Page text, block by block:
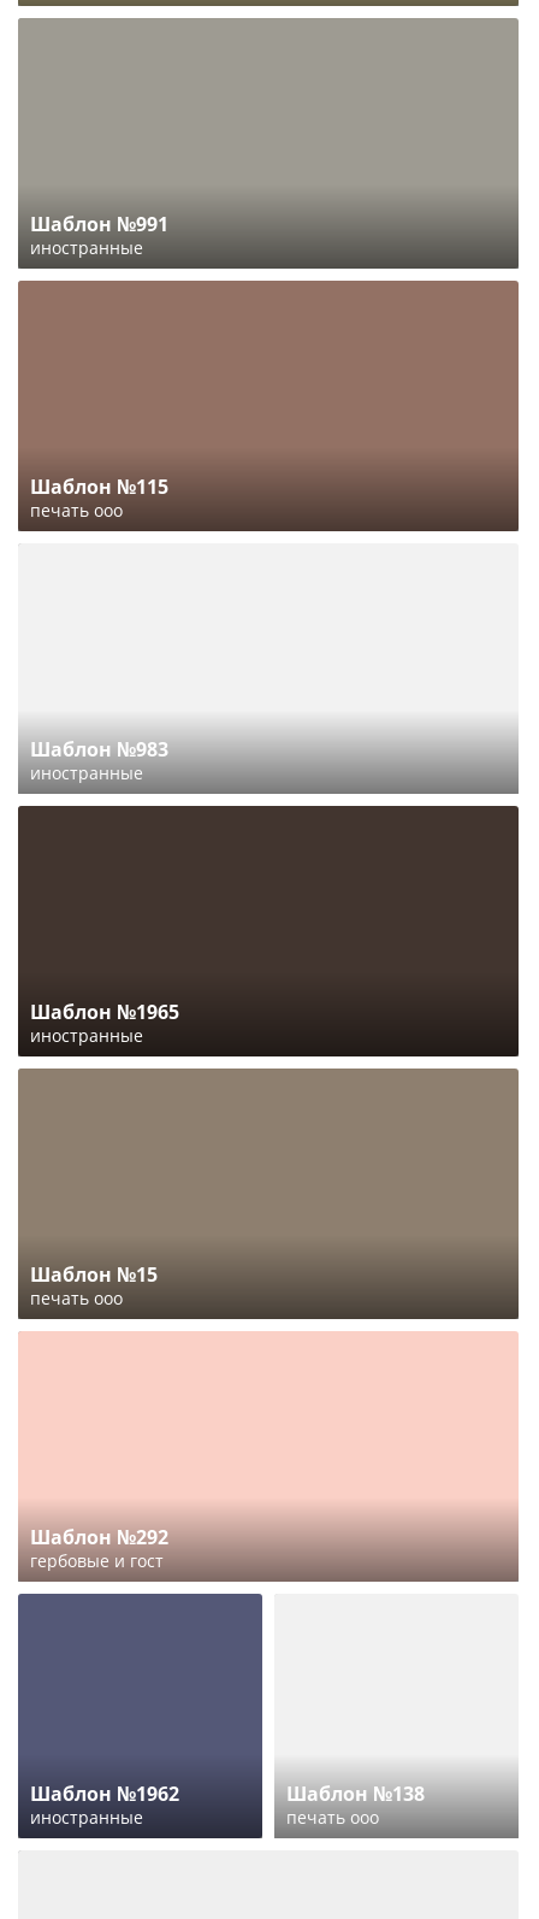
Шаблон №991
иностранные
Шаблон №115
печать ооо
Шаблон №983
иностранные
Шаблон №1965
иностранные
Шаблон №15
печать ооо
Шаблон №292
гербовые и гост
Шаблон №1962
иностранные
Шаблон №138
печать ооо